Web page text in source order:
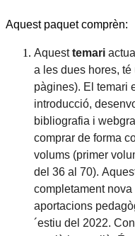
Aquest paquet comprèn:
Aquesttemari
a les dues hores,
pàgines). El temari
introducció,
bibliografia i
comprar de forma
volums (primer
del 36 al 70).
completament
aportacions
´estiu del 2022.